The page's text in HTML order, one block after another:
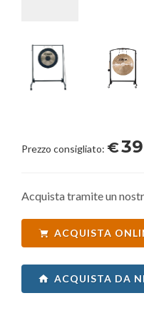
Prezzo consigliato: €
Acquista tramite un
ACQUISTA
ACQUISTA DA